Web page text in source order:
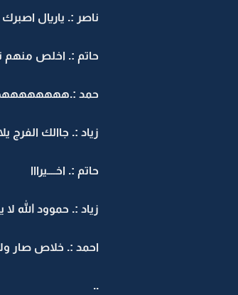
ناصر :. ياريال
حاتم :. اخلص منهم
حمد
زياد :. جاالك الفرج
حاتم :. اخــــيرااا
زياد :. حموود الله لا
احمد :. خلاص صار
..